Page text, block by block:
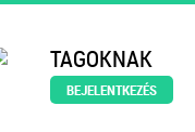
TAGOKNAK
BEJELENTKEZÉS